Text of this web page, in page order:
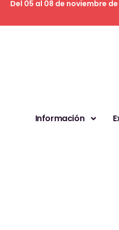
Del 05 al 08 de noviembre
Información